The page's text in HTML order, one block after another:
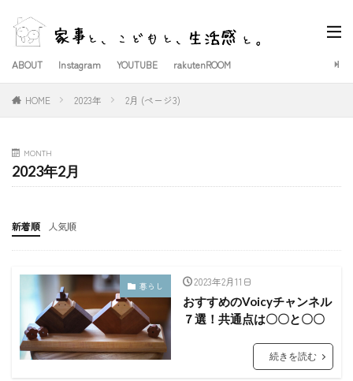
ABOUT Instagram YOUTUBE rakutenROOM
HOME 2023年 2月 (ページ3)
MONTH
2023年2月
新着順 人気順
暮らし 2023年2月11日
おすすめのVoicyチャンネル
７選！共通点は〇〇と〇〇
続きを読む